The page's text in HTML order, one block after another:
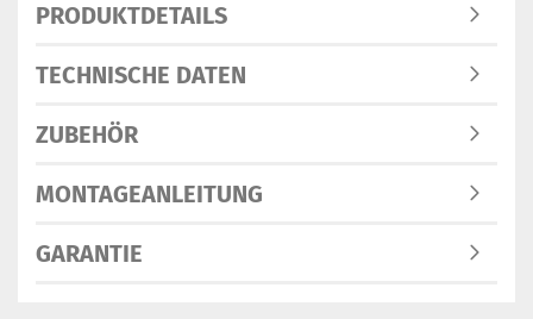
PRODUKTDETAILS
TECHNISCHE DATEN
ZUBEHÖR
MONTAGEANLEITUNG
GARANTIE